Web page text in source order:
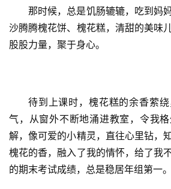
那时候，总是饥肠辘辘，吃到妈
沙腾腾槐花饼、槐花糕，清甜的美味
股股力量，聚于身心。
待到上课时，槐花糕的余香萦
气，从窗外不断地涌进教室，令我
解，像可爱的小精灵，直往心里钻，
槐花的香，融入了我的情怀，给了我
的期末考试成绩，总是稳居年组第一。